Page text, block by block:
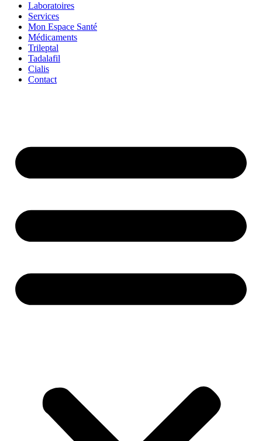
Laboratoires
Services
Mon Espace Santé
Médicaments
Trileptal
Tadalafil
Cialis
Contact